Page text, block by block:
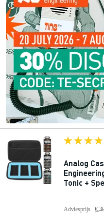
Analog
Tonic +
Adviesprijs €